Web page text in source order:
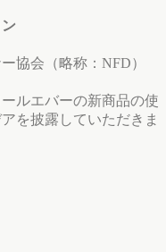
協会（略称：NFD）
ルエバーの新商品の使
を披露していただきま